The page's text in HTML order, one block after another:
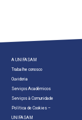
A UNIFASAM
Trabalhe conosco
Ouvidoria
Serviços Acadêmicos
Serviços à Comunidade
Política de Cookies –
UNIFASAM